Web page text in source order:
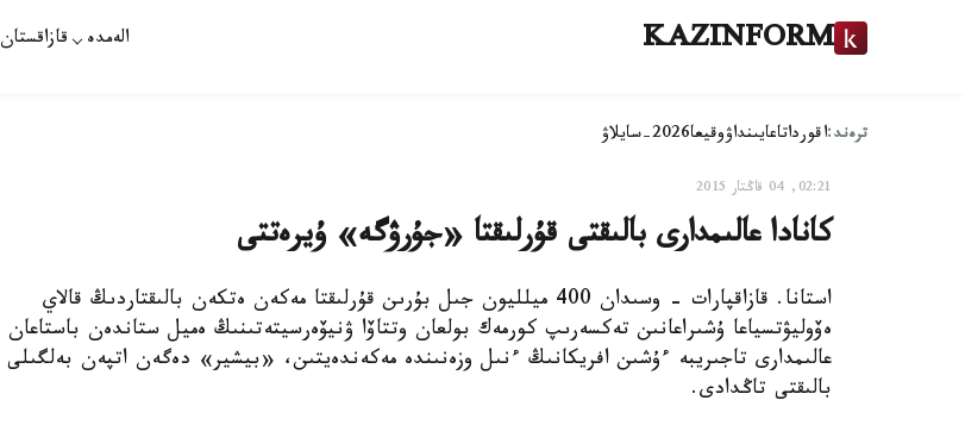
KAZINFORM الەمدە قازاقستان
ترەند:اقورداتاعايىنداۋوقيعا2026-سايلاۋ
02:21, 04 قاڭتار 2015
كانادا عالىمدارى بالىقتى قۇرلىقتا «جۇرۋگە» ۇيرەتتى
استانا. قازاقپارات - وسىدان 400 ميلليون جىل بۇرىن قۇرلىقتا مەكەن ەتكەن بالىقتاردىڭ قالاي
ەۆوليۋتسياعا ۇشىراعانىن تەكسەرىپ كورمەك بولعان وتتاۆا ۋنيۆەرسيتەتىنىڭ ەميل ستاندەن باستاعان
عالىمدارى تاجىريبە ءۇشىن افريكانىڭ ءنىل وزەنىندە مەكەندەيتىن، «بيشير» دەگەن اتپەن بەلگىلى
بالىقتى تاڭدادى.